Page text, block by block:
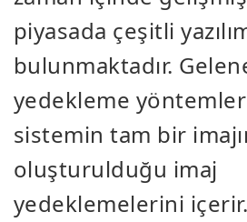
piyasada çeşitli
bulunmaktadır.
yedekleme
sistemin tam bir
oluşturulduğu imaj
yedeklemelerini